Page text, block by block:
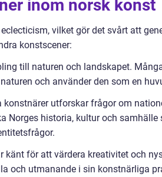
inom norsk konst
vilket gör det svårt att
konstscener:
till naturen och landskapet.
och använder den som en
utforskar frågor om
Norges historia, kultur och samhälle
känt för att värdera kreativitet och
och utmanande i sin konstnärliga